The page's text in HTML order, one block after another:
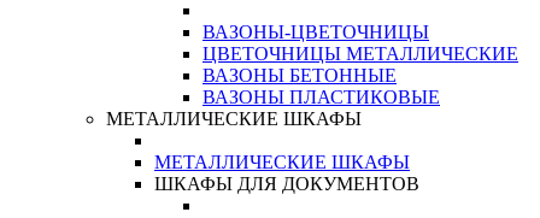
ВАЗОНЫ-ЦВЕТОЧНИЦЫ
ЦВЕТОЧНИЦЫ МЕТАЛЛИЧЕСКИЕ
ВАЗОНЫ БЕТОННЫЕ
ВАЗОНЫ ПЛАСТИКОВЫЕ
МЕТАЛЛИЧЕСКИЕ ШКАФЫ
МЕТАЛЛИЧЕСКИЕ ШКАФЫ
ШКАФЫ ДЛЯ ДОКУМЕНТОВ